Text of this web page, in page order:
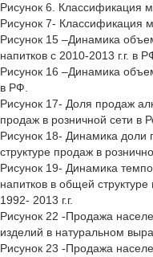
Рисунок 6. Классификация
Рисунок 7- Классификация
Рисунок 15 –Динамика
напитков с 2010-2013 г.г. в
Рисунок 16 –Динамика
в РФ.
Рисунок 17- Доля продаж
продаж в розничной сети в
Рисунок 18- Динамика доли
структуре продаж в
Рисунок 19- Динамика
напитков в общей
1992- 2013 г.г.
Рисунок 22 -Продажа
изделий в натуральном
Рисунок 23 -Продажа